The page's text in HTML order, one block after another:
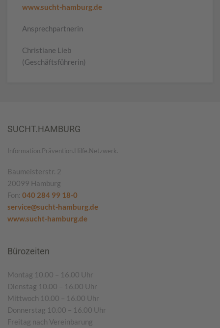
www.sucht-hamburg.de
Ansprechpartnerin
Christiane Lieb
(Geschäftsführerin)
SUCHT.HAMBURG
Information.Prävention.Hilfe.Netzwerk.
Baumeisterstr. 2
20099 Hamburg
Fon: 040 284 99 18-0
service@sucht-hamburg.de
www.sucht-hamburg.de
Bürozeiten
Montag 10.00 – 16.00 Uhr
Dienstag 10.00 – 16.00 Uhr
Mittwoch 10.00 – 16.00 Uhr
Donnerstag 10.00 – 16.00 Uhr
Freitag nach Vereinbarung